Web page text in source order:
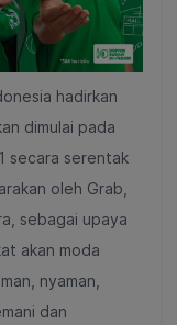
hadirkan
dimulai pada
secara serentak
oleh Grab,
sebagai upaya
akan moda
nyaman,
dan